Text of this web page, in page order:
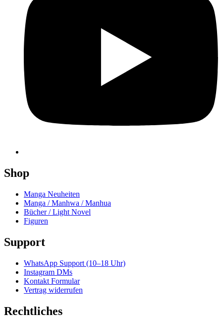
Shop
Manga Neuheiten
Manga / Manhwa / Manhua
Bücher / Light Novel
Figuren
Support
WhatsApp Support (10–18 Uhr)
Instagram DMs
Kontakt Formular
Vertrag widerrufen
Rechtliches